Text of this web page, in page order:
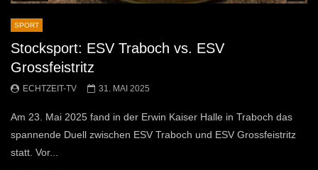
SPORT
Stocksport: ESV Traboch vs. ESV
Grossfeistritz
ECHTZEIT-TV 31. MAI 2025
Am 23. Mai 2025 fand in der Erwin Kaiser Halle in Traboch das
spannende Duell zwischen ESV Traboch und ESV Grossfeistritz
statt. Vor...